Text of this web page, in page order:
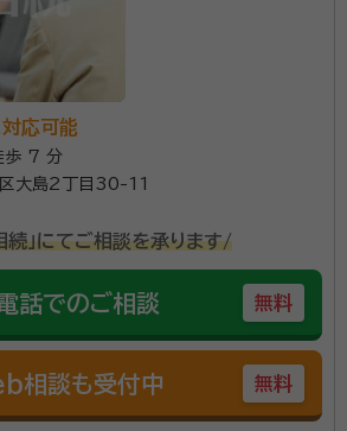
応可能
歩 7 分
大島2丁目30-11
続」にてご相談を承ります/
話でのご相談 無料
相談も受付中 無料